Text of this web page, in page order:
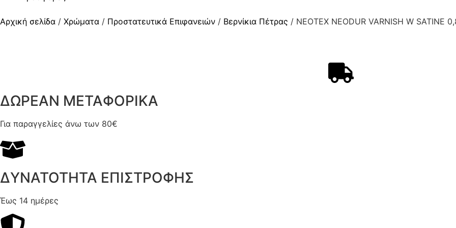
Αρχική σελίδα / Χρώματα / Προστατευτικά Επιφανειών / Βερνίκια Πέτρας / NEOTEX NEODUR VARNISH W SATINE
ΔΩΡΕΑΝ ΜΕΤΑΦΟΡΙΚΑ
Για παραγγελίες άνω των 80€
ΔΥΝΑΤΟΤΗΤΑ ΕΠΙΣΤΡΟΦΗΣ
Έως 14 ημέρες